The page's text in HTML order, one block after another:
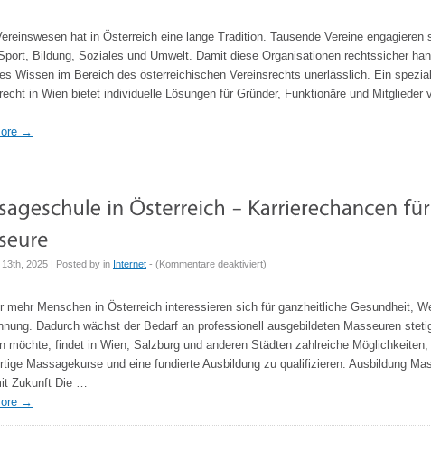
Beratung
Vertretung
hat in Österreich eine lange Tradition. Tausende Vereine engagieren
Bildung, Soziales und Umwelt. Damit diese Organisationen rechtssicher
Wissen im Bereich des österreichischen Vereinsrechts unerlässlich. Ein
in Wien bietet individuelle Lösungen für Gründer, Funktionäre und Mitglieder
→
2025 | Posted by in Internet - (Kommentare deaktiviertfür
in
Österreich
–
Karrierechancen
)
mehr Menschen in Österreich interessieren sich für ganzheitliche Gesundheit,
Dadurch wächst der Bedarf an professionell ausgebildeten Masseuren
möchte, findet in Wien, Salzburg und anderen Städten zahlreiche
Massagekurse und eine fundierte Ausbildung zu qualifizieren. Ausbildung
Zukunft Die …
→